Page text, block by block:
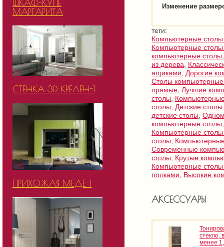
ШКАФ-КУПЕ
МАРГАРИТА
СТЕНКА 3D КРЕЛЕН-1
ПРИХОЖАЯ МЕДЕ-1
Изменение
теги:
Компьютерные столы
Компьютерные
компьютерные столы
из дерева
ящиками
Дорогие
Столы
прямые Лучшие
столы
столы
Детские
детские столы
компьютерные столы
Компьютерные
столы
Современные
столы
Крутые
Компьютерные
полками
Высокие
АКСЕССУАРЫ
стекло,
менее